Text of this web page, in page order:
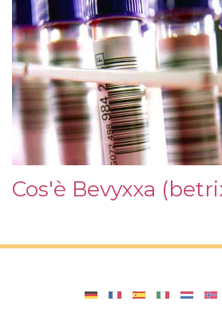
Cos'è Bevyxxa